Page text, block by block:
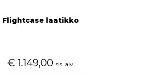
Flightcase laatikko
€ 1.149,00 sis. alv